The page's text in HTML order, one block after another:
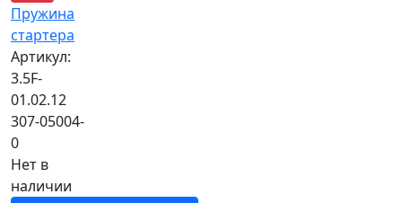
Пружина
стартера
Артикул:
3.5F-
01.02.12
307-05004-
0
Нет в
наличии